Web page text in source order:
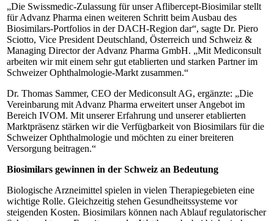
„Die Swissmedic-Zulassung für unser Aflibercept-Biosimilar stellt
für Advanz Pharma einen weiteren Schritt beim Ausbau des
Biosimilars-Portfolios in der DACH-Region dar“, sagte Dr. Piero
Sciotto, Vice President Deutschland, Österreich und Schweiz &
Managing Director der Advanz Pharma GmbH. „Mit Mediconsult
arbeiten wir mit einem sehr gut etablierten und starken Partner im
Schweizer Ophthalmologie-Markt zusammen.“
Dr. Thomas Sammer, CEO der Mediconsult AG, ergänzte: „Die
Vereinbarung mit Advanz Pharma erweitert unser Angebot im
Bereich IVOM. Mit unserer Erfahrung und unserer etablierten
Marktpräsenz stärken wir die Verfügbarkeit von Biosimilars für die
Schweizer Ophthalmologie und möchten zu einer breiteren
Versorgung beitragen.“
Biosimilars gewinnen in der Schweiz an Bedeutung
Biologische Arzneimittel spielen in vielen Therapiegebieten eine
wichtige Rolle. Gleichzeitig stehen Gesundheitssysteme vor
steigenden Kosten. Biosimilars können nach Ablauf regulatorischer